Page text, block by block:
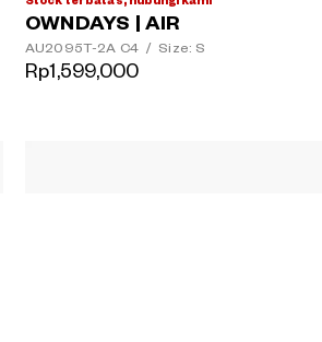
OWNDAYS | AIR
AU2095T-2A C4 / Size: S
Rp1,599,000